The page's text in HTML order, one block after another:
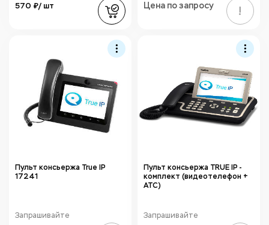
570 ₽/ шт Цена по запросу !
Пульт консьержа True IP
17241
Запрашивайте
Пульт консьержа TRUE IP -
комплект (видеотелефон +
ATC)
Запрашивайте